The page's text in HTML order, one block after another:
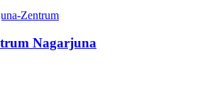
Nagarjuna